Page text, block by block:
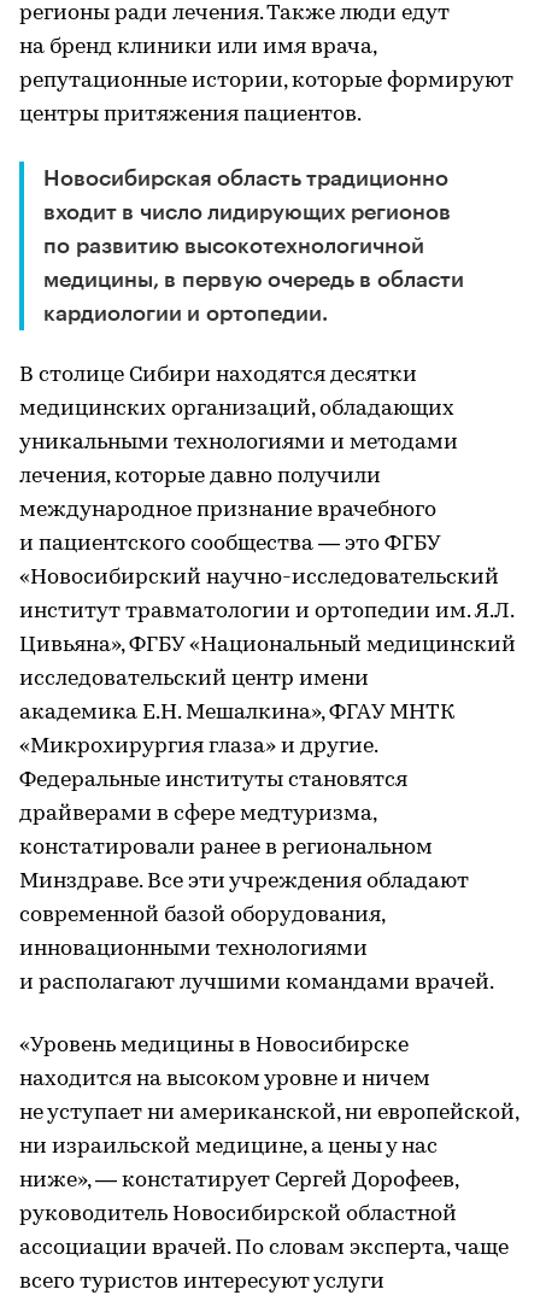
регионы ради лечения. Также люди едут
на бренд клиники или имя врача,
репутационные истории, которые формируют
центры притяжения пациентов.
Новосибирская область традиционно
входит в число лидирующих регионов
по развитию высокотехнологичной
медицины, в первую очередь в области
кардиологии и ортопедии.
В столице Сибири находятся десятки
медицинских организаций, обладающих
уникальными технологиями и методами
лечения, которые давно получили
международное признание врачебного
и пациентского сообщества — это ФГБУ
«Новосибирский научно-исследовательский
институт травматологии и ортопедии им. Я.Л.
Цивьяна», ФГБУ «Национальный медицинский
исследовательский центр имени
академика Е.Н. Мешалкина», ФГАУ МНТК
«Микрохирургия глаза» и другие.
Федеральные институты становятся
драйверами в сфере медтуризма,
констатировали ранее в региональном
Минздраве. Все эти учреждения обладают
современной базой оборудования,
инновационными технологиями
и располагают лучшими командами врачей.
«Уровень медицины в Новосибирске
находится на высоком уровне и ничем
не уступает ни американской, ни европейской,
ни израильской медицине, а цены у нас
ниже», — констатирует Сергей Дорофеев,
руководитель Новосибирской областной
ассоциации врачей. По словам эксперта, чаще
всего туристов интересуют услуги